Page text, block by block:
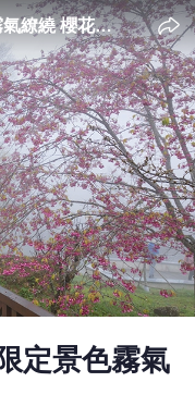
繚繞 櫻花如
定景色霧氣